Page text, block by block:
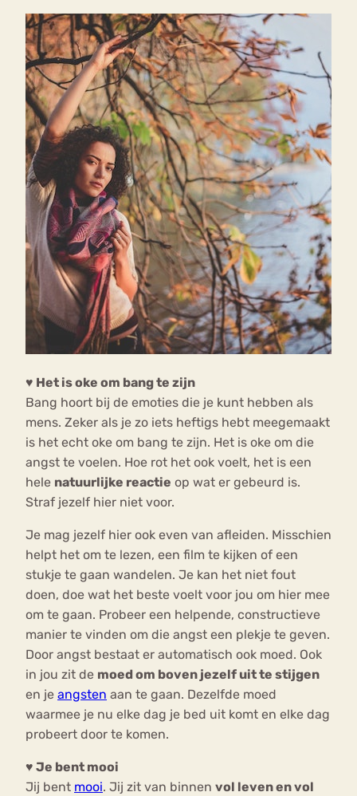
♥ Het is oke om bang te zijn
Bang hoort bij de emoties die je kunt hebben als
mens. Zeker als je zo iets heftigs hebt meegemaakt
is het echt oke om bang te zijn. Het is oke om die
angst te voelen. Hoe rot het ook voelt, het is een
hele natuurlijke reactie op wat er gebeurd is.
Straf jezelf hier niet voor.
Je mag jezelf hier ook even van afleiden. Misschien
helpt het om te lezen, een film te kijken of een
stukje te gaan wandelen. Je kan het niet fout
doen, doe wat het beste voelt voor jou om hier mee
om te gaan. Probeer een helpende, constructieve
manier te vinden om die angst een plekje te geven.
Door angst bestaat er automatisch ook moed. Ook
in jou zit de moed om boven jezelf uit te stijgen
en je angsten aan te gaan. Dezelfde moed
waarmee je nu elke dag je bed uit komt en elke dag
probeert door te komen.
♥ Je bent mooi
Jij bent mooi. Jij zit van binnen vol leven en vol